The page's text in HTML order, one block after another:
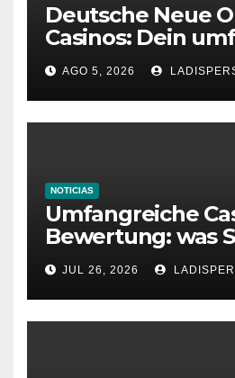
Deutsche Neue
Casinos: Dein
Ratgeber für
AGO 5, 2026
NOTICIAS
Umfangreiche
Bewertung: was
dieses Casino
JUL 26, 2026